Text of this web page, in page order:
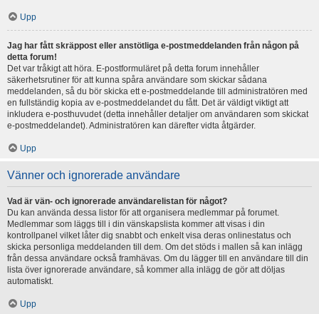
Upp
Jag har fått skräppost eller anstötliga e-postmeddelanden från någon på
detta forum!
Det var tråkigt att höra. E-postformuläret på detta forum innehåller
säkerhetsrutiner för att kunna spåra användare som skickar sådana
meddelanden, så du bör skicka ett e-postmeddelande till administratören med
en fullständig kopia av e-postmeddelandet du fått. Det är väldigt viktigt att
inkludera e-posthuvudet (detta innehåller detaljer om användaren som skickat
e-postmeddelandet). Administratören kan därefter vidta åtgärder.
Upp
Vänner och ignorerade användare
Vad är vän- och ignorerade användarelistan för något?
Du kan använda dessa listor för att organisera medlemmar på forumet.
Medlemmar som läggs till i din vänskapslista kommer att visas i din
kontrollpanel vilket låter dig snabbt och enkelt visa deras onlinestatus och
skicka personliga meddelanden till dem. Om det stöds i mallen så kan inlägg
från dessa användare också framhävas. Om du lägger till en användare till din
lista över ignorerade användare, så kommer alla inlägg de gör att döljas
automatiskt.
Upp